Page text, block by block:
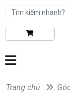
Trang chủ